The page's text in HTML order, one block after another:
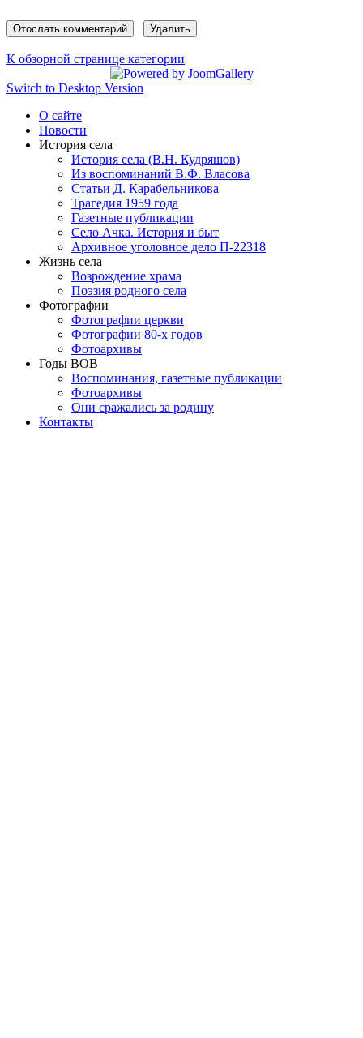
К обзорной странице категории
Switch to Desktop Version
О сайте
Новости
История села
История села (В.Н. Кудряшов)
Из воспоминаний В.Ф. Власова
Статьи Д. Карабельникова
Трагедия 1959 года
Газетные публикации
Село Ачка. История и быт
Архивное уголовное дело П-22318
Жизнь села
Возрождение храма
Поэзия родного села
Фотографии
Фотографии церкви
Фотографии 80-х годов
Фотоархивы
Годы ВОВ
Воспоминания, газетные публикации
Фотоархивы
Они сражались за родину
Контакты